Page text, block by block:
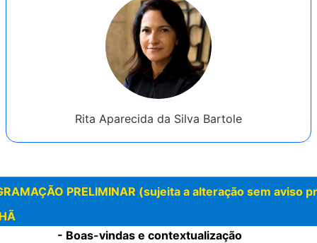
Rita Aparecida da Silva Bartole
PRELIMINAR (sujeita a alteração sem aviso
- Boas-vindas e contextualização